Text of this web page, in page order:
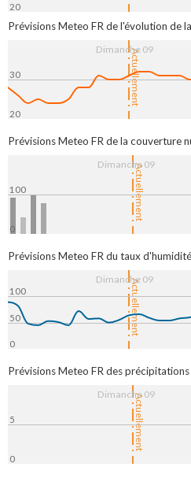
20
Prévisions Meteo FR de l'évolution de
Actuellement
Dimanche 09
20
30
Prévisions Meteo FR de la couverture
Actuellement
Dimanche 09
0
100
Prévisions Meteo FR du taux
Actuellement
Dimanche 09
0
50
100
Prévisions Meteo FR des précipitations
Actuellement
Dimanche 09
0
5